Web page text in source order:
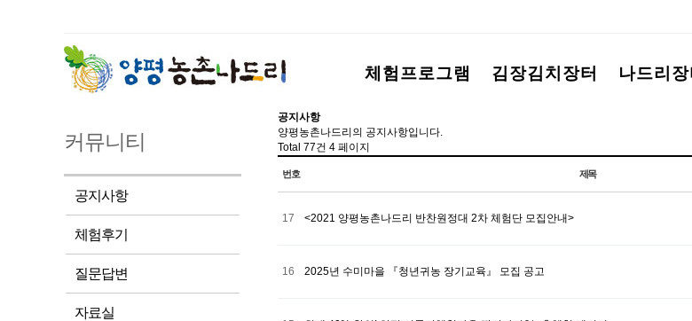
체험프로그램 김장김치장터 나드리장
커뮤니티
공지사항
체험후기
질문답변
자료실
공지사항
양평농촌나드리의 공지사항입니다.
Total 77건 4 페이지
번호 제목
17 <2021 양평농촌나드리 반찬원정대 2차 체험단 모집안내>
16 2025년 수미마을 『청년귀농 장기교육』 모집 공고